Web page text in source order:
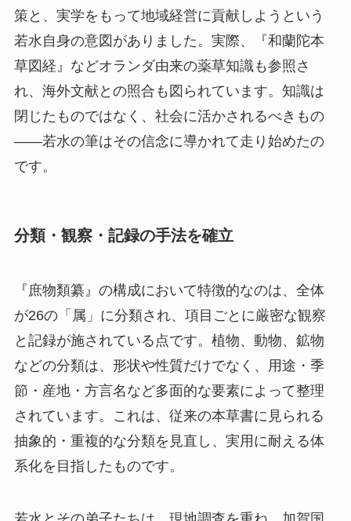
策と、実学をもって地域経営に貢献しようという
若水自身の意図がありました。実際、『和蘭陀本
草図経』などオランダ由来の薬草知識も参照さ
れ、海外文献との照合も図られています。知識は
閉じたものではなく、社会に活かされるべきもの
――若水の筆はその信念に導かれて走り始めたの
です。
分類・観察・記録の手法を確立
『庶物類纂』の構成において特徴的なのは、全体
が26の「属」に分類され、項目ごとに厳密な観察
と記録が施されている点です。植物、動物、鉱物
などの分類は、形状や性質だけでなく、用途・季
節・産地・方言名など多面的な要素によって整理
されています。これは、従来の本草書に見られる
抽象的・重複的な分類を見直し、実用に耐える体
系化を目指したものです。